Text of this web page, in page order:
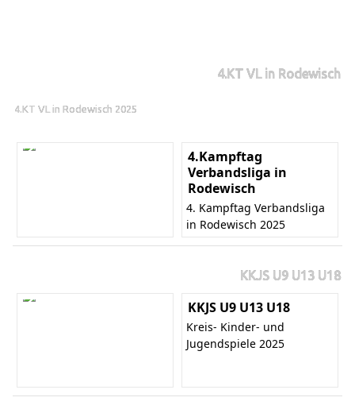
4.KT VL in Rodewisch
4.KT VL in Rodewisch 2025
4.Kampftag
Verbandsliga in
Rodewisch
4. Kampftag Verbandsliga
in Rodewisch 2025
KKJS U9 U13 U18
KKJS U9 U13 U18
Kreis- Kinder- und
Jugendspiele 2025